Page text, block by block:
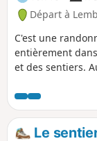
Départ à
C'est une
entièrement
et des sentiers.
peu fréquentés.
dénivelé et des
Le